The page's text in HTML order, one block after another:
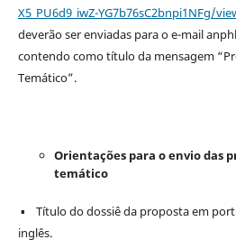
X5_PU6d9_iwZ-YG7b76sC2bnpi1NFg/
deverão ser enviadas para o e-mail
contendo como título da mensagem
Temático”.
Orientações para o envio das
temático
▪ Título do dossiê da proposta em
inglês.